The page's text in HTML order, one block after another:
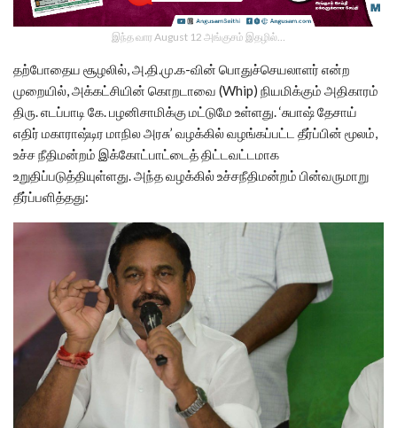
இந்த வார August 12 அங்குசம் இதழில்…
தற்போதைய சூழலில், அ.தி.மு.க-வின் பொதுச்செயலாளர் என்ற
முறையில், அக்கட்சியின் கொறடாவை (Whip) நியமிக்கும் அதிகாரம்
திரு. எடப்பாடி கே. பழனிசாமிக்கு மட்டுமே உள்ளது. ‘சுபாஷ் தேசாய்
எதிர் மகாராஷ்டிர மாநில அரசு’ வழக்கில் வழங்கப்பட்ட தீர்ப்பின் மூலம்,
உச்ச நீதிமன்றம் இக்கோட்பாட்டைத் திட்டவட்டமாக
உறுதிப்படுத்தியுள்ளது. அந்த வழக்கில் உச்சநீதிமன்றம் பின்வருமாறு
தீர்ப்பளித்தது: